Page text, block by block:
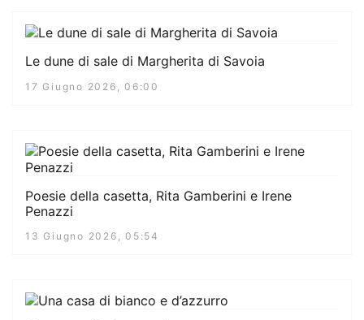
Le dune di sale di Margherita di Savoia
17 Giugno 2026, 06:00
Poesie della casetta, Rita Gamberini e Irene
Penazzi
13 Giugno 2026, 05:54